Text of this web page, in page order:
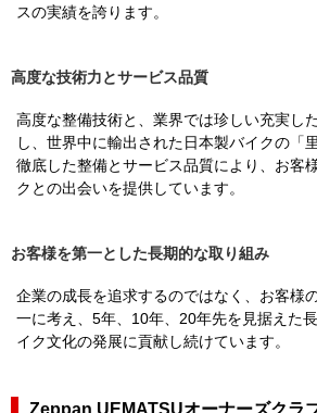
スの実績を誇ります。
高度な技術力とサービス品質
高度な整備技術と、業界では珍しい充実し
し、世界中に輸出された日本製バイクの「
徹底した整備とサービス品質により、お客
クとの出会いを提供しています。
お客様を第一とした長期的な取り組み
企業の成長を追求するのではなく、お客様
一に考え、5年、10年、20年先を見据えた
イク文化の発展に貢献し続けています。